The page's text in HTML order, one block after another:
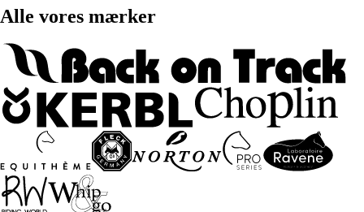
Alle vores mærker